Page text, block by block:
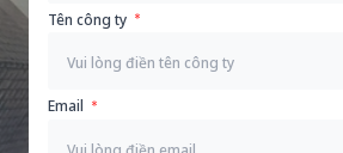
Tên công ty
Email